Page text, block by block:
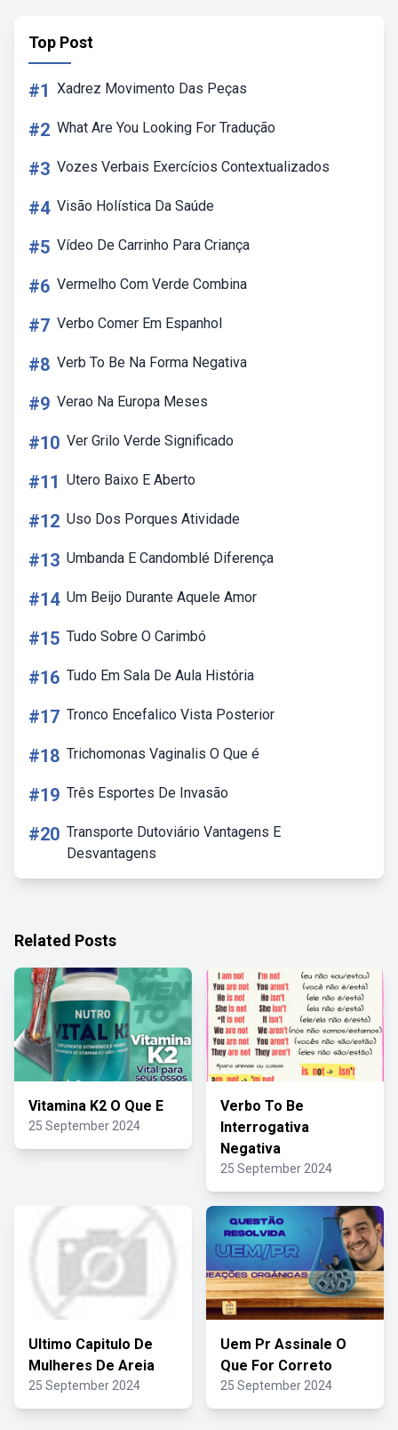
Top Post
#1 Xadrez Movimento Das Peças
#2 What Are You Looking For Tradução
#3 Vozes Verbais Exercícios Contextualizados
#4 Visão Holística Da Saúde
#5 Vídeo De Carrinho Para Criança
#6 Vermelho Com Verde Combina
#7 Verbo Comer Em Espanhol
#8 Verb To Be Na Forma Negativa
#9 Verao Na Europa Meses
#10 Ver Grilo Verde Significado
#11 Utero Baixo E Aberto
#12 Uso Dos Porques Atividade
#13 Umbanda E Candomblé Diferença
#14 Um Beijo Durante Aquele Amor
#15 Tudo Sobre O Carimbó
#16 Tudo Em Sala De Aula História
#17 Tronco Encefalico Vista Posterior
#18 Trichomonas Vaginalis O Que é
#19 Três Esportes De Invasão
#20 Transporte Dutoviário Vantagens E
Desvantagens
Related Posts
Vitamina K2 O Que E
25 September 2024
Verbo To Be
Interrogativa
Negativa
25 September 2024
Ultimo Capitulo De
Mulheres De Areia
25 September 2024
Uem Pr Assinale O
Que For Correto
25 September 2024